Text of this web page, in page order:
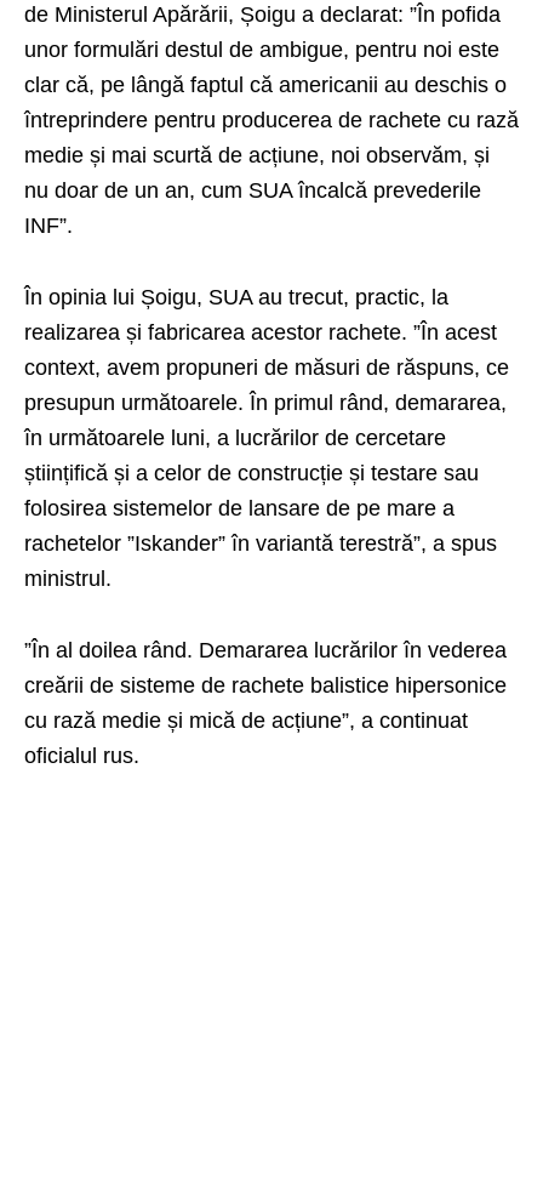
de Ministerul Apărării, Șoigu a declarat: ”În pofida
unor formulări destul de ambigue, pentru noi este
clar că, pe lângă faptul că americanii au deschis o
întreprindere pentru producerea de rachete cu rază
medie și mai scurtă de acțiune, noi observăm, și
nu doar de un an, cum SUA încalcă prevederile
INF”.
În opinia lui Șoigu, SUA au trecut, practic, la
realizarea și fabricarea acestor rachete. ”În acest
context, avem propuneri de măsuri de răspuns, ce
presupun următoarele. În primul rând, demararea,
în următoarele luni, a lucrărilor de cercetare
științifică și a celor de construcție și testare sau
folosirea sistemelor de lansare de pe mare a
rachetelor ”Iskander” în variantă terestră”, a spus
ministrul.
”În al doilea rând. Demararea lucrărilor în vederea
creării de sisteme de rachete balistice hipersonice
cu rază medie și mică de acțiune”, a continuat
oficialul rus.